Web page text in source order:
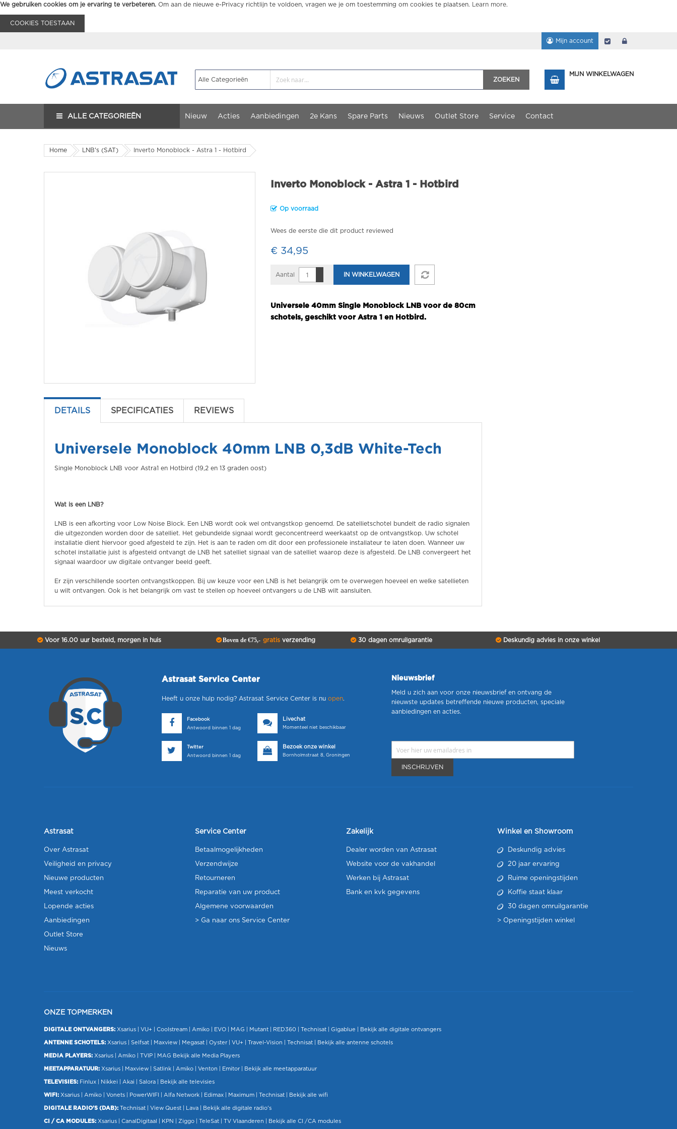
We gebruiken cookies om je ervaring te verbeteren. Om aan de nieuwe e-Privacy richtlijn te voldoen, vragen we je om toestemming om cookies te plaatsen. Learn more.
COOKIES TOESTAAN
Mijn account Afrekenen
ZOEKEN
MIJN WINKELWAGEN
ALLE CATEGORIEËN Nieuw Acties Aanbiedingen 2e Kans Spare Parts Nieuws Outlet Store Service Contact
Home LNB's (SAT) Inverto Monoblock - Astra 1 - Hotbird
Inverto Monoblock - Astra 1 - Hotbird
Op voorraad
Wees de eerste die dit product reviewed
€ 34,95
Aantal IN WINKELWAGEN
Universele 40mm Single Monoblock LNB voor de 80cm
schotels, geschikt voor Astra 1 en Hotbird.
DETAILS SPECIFICATIES REVIEWS
Universele Monoblock 40mm LNB 0,3dB White-Tech
Single Monoblock LNB voor Astra1 en Hotbird (19,2 en 13 graden oost)
Wat is een LNB?
LNB is een afkorting voor Low Noise Block. Een LNB wordt ook wel ontvangstkop genoemd. De satellietschotel bundelt de radio signalen
die uitgezonden worden door de satelliet. Het gebundelde signaal wordt geconcentreerd weerkaatst op de ontvangstkop. Uw schotel
installatie dient hiervoor goed afgesteld te zijn. Het is aan te raden om dit door een professionele installateur te laten doen. Wanneer uw
schotel installatie juist is afgesteld ontvangt de LNB het satelliet signaal van de satelliet waarop deze is afgesteld. De LNB convergeert het
signaal waardoor uw digitale ontvanger beeld geeft.
Er zijn verschillende soorten ontvangstkoppen. Bij uw keuze voor een LNB is het belangrijk om te overwegen hoeveel en welke satellieten
u wilt ontvangen. Ook is het belangrijk om vast te stellen op hoeveel ontvangers u de LNB wilt aansluiten.
Voor 16.00 uur besteld, morgen in huis Boven de €75,- gratisverzending 30 dagen omruilgarantie Deskundig advies in onze winkel
Astrasat Service Center
Heeft u onze hulp nodig? Astrasat Service Center is nu open.
Facebook
Antwoord binnen 1 dag
Livechat
Momenteel niet beschikbaar
Twitter
Antwoord binnen 1 dag
Bezoek onze winkel
Bornholmstraat 8, Groningen
Nieuwsbrief
Meld u zich aan voor onze nieuwsbrief en ontvang de
nieuwste updates betreffende nieuwe producten, speciale
aanbiedingen en acties.
INSCHRIJVEN
Astrasat
Over Astrasat
Veiligheid en privacy
Nieuwe producten
Meest verkocht
Lopende acties
Aanbiedingen
Outlet Store
Nieuws
Service Center
Betaalmogelijkheden
Verzendwijze
Retourneren
Reparatie van uw product
Algemene voorwaarden
> Ga naar ons Service Center
Zakelijk
Dealer worden van Astrasat
Website voor de vakhandel
Werken bij Astrasat
Bank en kvk gegevens
Winkel en Showroom
Deskundig advies
20 jaar ervaring
Ruime openingstijden
Koffie staat klaar
30 dagen omruilgarantie
> Openingstijden winkel
ONZE TOPMERKEN
DIGITALE ONTVANGERS: Xsarius VU+ | Coolstream | Amiko EVO MAG Mutant | RED360 | Technisat Gigablue Bekijk alle digitale ontvangers
ANTENNE SCHOTELS: Xsarius Selfsat Maxview Megasat | Oyster | VU+ Travel-Vision Technisat Bekijk alle antenne schotels
MEDIA PLAYERS: Xsarius Amiko TVIP MAG Bekijk alle Media Players
MEETAPPARATUUR: Xsarius Maxview Satlink Amiko Venton Emitor Bekijk alle meetapparatuur
TELEVISIES: Finlux | Nikkei | Akai Salora Bekijk alle televisies
WIFI: Xsarius Amiko Vonets PowerWIFI Alfa Network Edimax | Maximum | Technisat Bekijk alle wifi
DIGITALE RADIO'S (DAB): Technisat View Quest Lava Bekijk alle digitale radio's
CI / CA MODULES: Xsarius CanalDigitaal KPN Ziggo TeleSat TV Vlaanderen Bekijk alle CI /CA modules